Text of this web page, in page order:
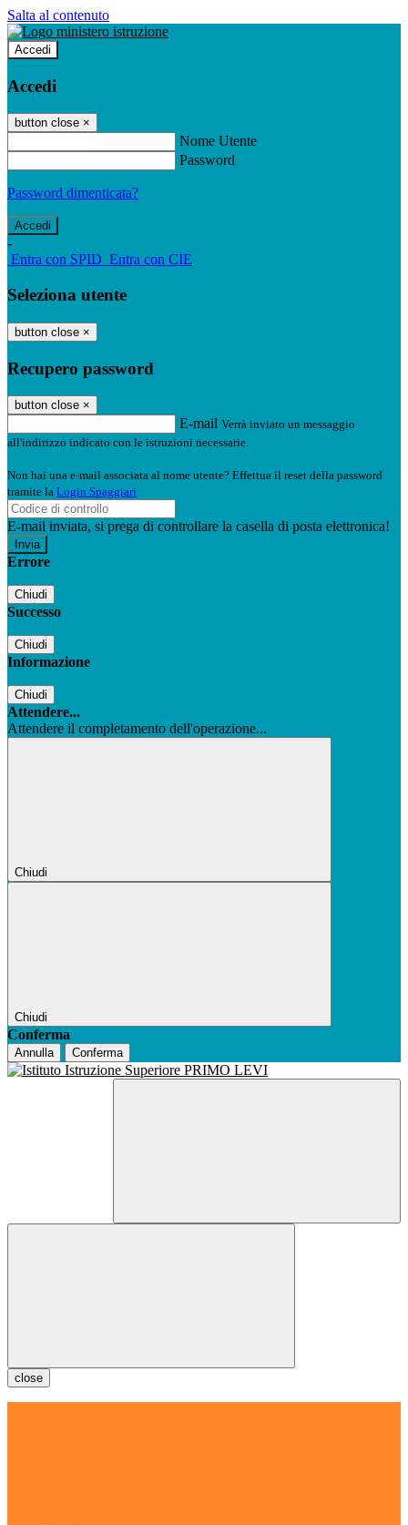
Salta al contenuto
Accedi
Accedi
button close ×
Nome Utente
Password
Password dimenticata?
-
Entra con SPID Entra con CIE
Seleziona utente
button close ×
Recupero password
button close ×
E-mail Verrà inviato un messaggio
all'indirizzo indicato con le istruzioni necessarie.
Non hai una e-mail associata al nome utente? Effettua il reset della password
tramite la Login Spaggiari
E-mail inviata, si prega di controllare la casella di posta elettronica!
Errore
Chiudi
Successo
Chiudi
Informazione
Chiudi
Attendere...
Attendere il completamento dell'operazione...
Chiudi
Chiudi
Conferma
Annulla Conferma
close